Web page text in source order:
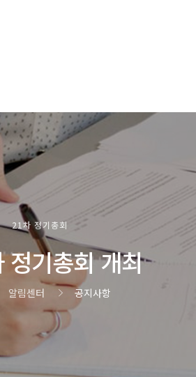
21차 정기총회
정기총회 개최
알림센터 공지사항